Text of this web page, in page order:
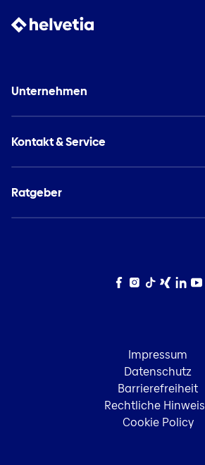
Unternehmen
Kontakt & Service
Ratgeber
Facebook
Instagram
TikTokXing
Impressum
Datenschutz
Barrierefreiheit
Rechtliche
Cookie Policy